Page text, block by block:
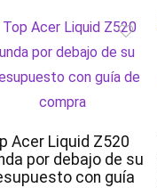
Acer Liquid Z520
por debajo de su
con guía